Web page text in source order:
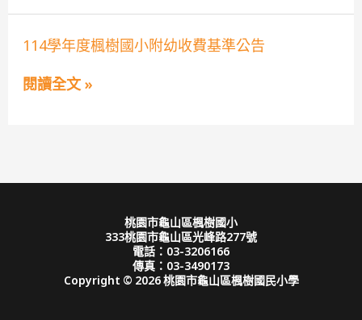
員
選
簡
公
結
公
114學年度楓樹國小附幼收費基準公告
114
學
年
度
收
閱讀全文 »
桃園市龜山區楓樹國小
333桃園市龜山區光峰路277號
電話：03-3206166
傳真：03-3490173
Copyright © 2026 桃園市龜山區楓樹國民小學